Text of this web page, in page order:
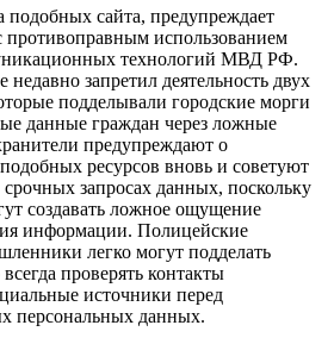
сайта, предупреждает
противоправным использованием
технологий МВД РФ.
запретил деятельность двух
подделывали городские морги
данные граждан через ложные
предупреждают о
ресурсов вновь и советуют
запросах данных, поскольку
создавать ложное ощущение
информации. Полицейские
легко могут подделать
проверять контакты
источники перед
персональных данных.